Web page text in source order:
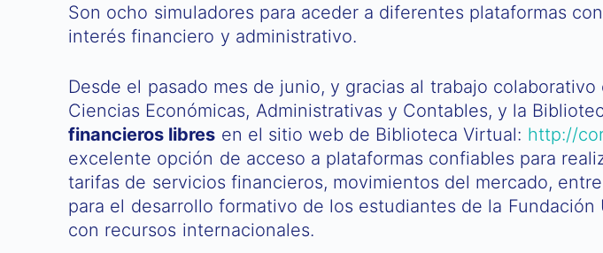
Son ocho simuladores para aceder a diferentes plataformas
interés financiero y administrativo.
Desde el pasado mes de junio, y gracias al trabajo
Ciencias Económicas, Administrativas y Contables, y la
financieros libres en el sitio web de Biblioteca Virtual: http://
excelente opción de acceso a plataformas confiables para
tarifas de servicios financieros, movimientos del mercado,
para el desarrollo formativo de los estudiantes de la
con recursos internacionales.